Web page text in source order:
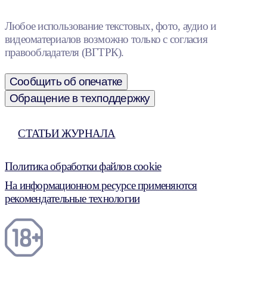
Любое использование текстовых, фото, аудио и
видеоматериалов возможно только с согласия
правообладателя (ВГТРК).
Сообщить об опечатке
Обращение в техподдержку
СТАТЬИ ЖУРНАЛА
Политика обработки файлов cookie
На информационном ресурсе применяются
рекомендательные технологии